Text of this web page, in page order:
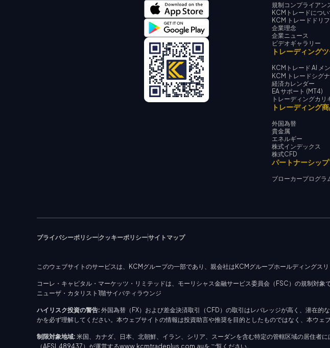
規制コンプライアン
KCMトレードについ
KCM トレードドリ
企業理念
企業ニュース
ビデオギャラリー
トレーディング
KCMトレード AI メ
KCM トレードシグ
経済カレンダー
EA サポート (MT4)
トレーディングカリ
トレーディング
外国為替
貴金属
エネルギー
株式インデックス
株式CFD
パートナーシッ
ブローカープログラ
プライバシーポリシークッキーポリシーサイトマップ
このウェブサイトのサービスは、KCMグループの一部であり、親会社はKCMグループホールディングス
コーレ・キャピタル・マーケッツ・リミテッドは、モーリシャス金融サービス委員会（FSC）の規制対
ニューザ・カタリスト1階サイバティラウンジ
ハイリスク投資の警告: 外国為替（FX）および差金決済取引（CFD）の取引はレバレッジが高く、潜在的
かを必ず理解してください。本ウェブサイトの情報は投資助言や推奨を目的としたものではなく、本ウ
制限対象地域: 米国、カナダ、日本、北朝鮮、イラン、シリア、スーダンを含む特定の管轄区域の居住者
（AFSL 489437）が運営するwww.kcmtradeplus.com.auをご覧ください。